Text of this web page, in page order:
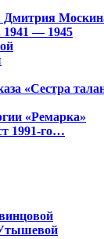
Дмитрия
1941 — 1945
«Сестра
«Ремарка»
1991-го…